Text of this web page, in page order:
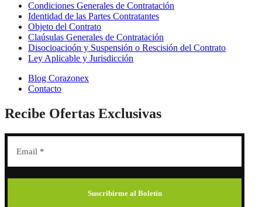
Condiciones Generales de Contratación
Identidad de las Partes Contratantes
Objeto del Contrato
Claúsulas Generales de Contratación
Disocioacioón y Suspensión o Rescisión del Contrato
Ley Aplicable y Jurisdicción
Blog Corazonex
Contacto
Recibe Ofertas Exclusivas